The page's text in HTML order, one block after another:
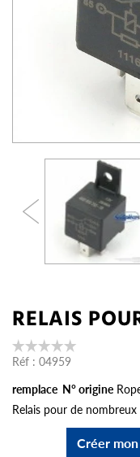
RELAIS
Réf : 04959
remplace N° origine
Relais pour de
Créer